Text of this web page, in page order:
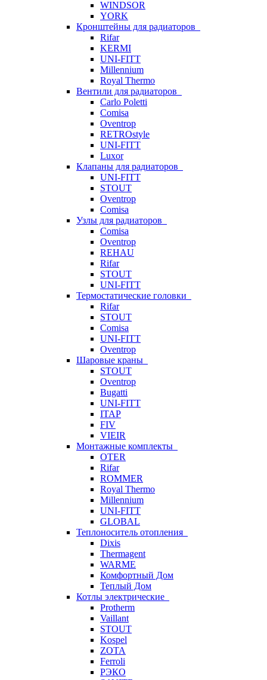
WINDSOR
YORK
Кронштейны для радиаторов
Rifar
KERMI
UNI-FITT
Millennium
Royal Thermo
Вентили для радиаторов
Carlo Poletti
Comisa
Oventrop
RETROstyle
UNI-FITT
Luxor
Клапаны для радиаторов
UNI-FITT
STOUT
Oventrop
Comisa
Узлы для радиаторов
Comisa
Oventrop
REHAU
Rifar
STOUT
UNI-FITT
Термостатические головки
Rifar
STOUT
Comisa
UNI-FITT
Oventrop
Шаровые краны
STOUT
Oventrop
Bugatti
UNI-FITT
ITAP
FIV
VIEIR
Монтажные комплекты
OTER
Rifar
ROMMER
Royal Thermo
Millennium
UNI-FITT
GLOBAL
Теплоноситель отопления
Dixis
Thermagent
WARME
Комфортный Дом
Теплый Дом
Котлы электрические
Protherm
Vaillant
STOUT
Kospel
ZOTA
Ferroli
РЭКО